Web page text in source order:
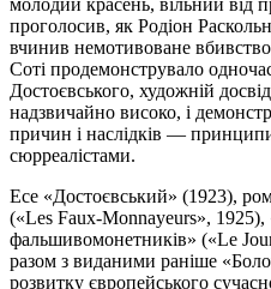
проголосив, як Родіон
вчинив немотивоване
Соті продемонструвало
Достоєвського, художній
надзвичайно високо, і
причин і наслідків —
сюрреалістами.
Есе «Достоєвський» (1923),
(«Les Faux-Monnayeurs»,
фальшивомонетників» («Le
разом з виданими раніше
розвитку європейського